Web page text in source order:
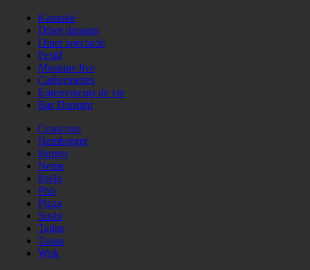
Karaoké
Diner dansant
Diner spectacle
Festif
Musique live
Catherinettes
Enterrements de vie
Bar Dansant
Couscous
Hamburger
Burger
Nems
Paëla
Phö
Pizza
Sushi
Tajine
Tapas
Wok